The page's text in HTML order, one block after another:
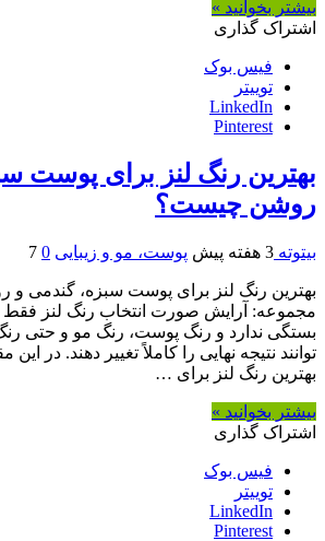
بیشتر بخوانید »
اشتراک گذاری
فیس بوک
توییتر
LinkedIn
Pinterest
بهترین رنگ لنز برای پوست
روشن چیست؟
بیتوته 3 هفته پیش پوست، مو و زیبایی 0
7
بهترین رنگ لنز برای پوست سبزه، گندمی
مجموعه: آرایش صورت انتخاب رنگ لنز
بستگی ندارد و رنگ پوست، رنگ مو و حتی
توانند نتیجه نهایی را کاملاً تغییر دهند. در
بهترین رنگ لنز برای …
بیشتر بخوانید »
اشتراک گذاری
فیس بوک
توییتر
LinkedIn
Pinterest